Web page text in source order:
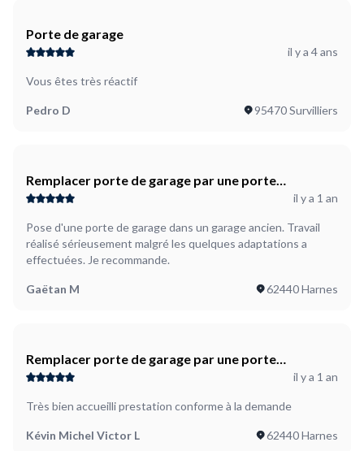
Porte de garage
il y a 4 ans
Vous êtes très réactif
Pedro D 95470 Survilliers
Remplacer porte de garage par une porte
basculante
il y a 1 an
Pose d'une porte de garage dans un garage ancien. Travail
réalisé sérieusement malgré les quelques adaptations a
effectuées. Je recommande.
Gaëtan M 62440 Harnes
Remplacer porte de garage par une porte
basculante
il y a 1 an
Très bien accueilli prestation conforme à la demande
Kévin Michel Victor L 62440 Harnes